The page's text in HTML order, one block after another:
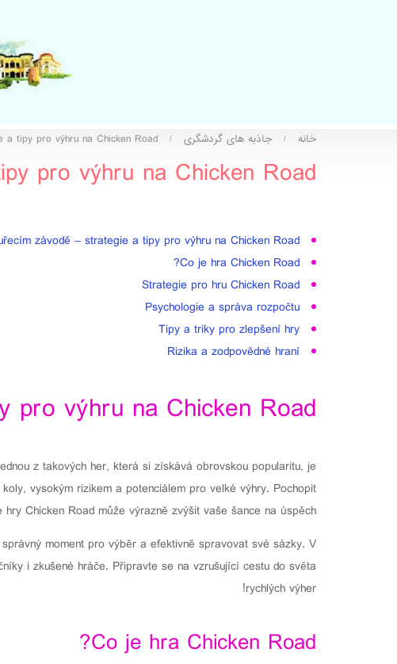
خانه / جاذبه های گردشگری /
tipy pro výhru na Chicken Road.
pro výhru na Chicken Road.
závodě – strategie a tipy pro výhru na Chicken Road.
Co je hra Chicken Road?
Strategie pro hru Chicken Road
Psychologie a správa rozpočtu
Tipy a triky pro zlepšení hry
Rizika a zodpovědné hraní
výhru na Chicken Road.
z takových her, která si získává obrovskou popularitu, je
vysokým rizikem a potenciálem pro velké výhry. Pochopit
Chicken Road může výrazně zvýšit vaše šance na úspěch.
moment pro výběr a efektivně spravovat své sázky. V
i zkušené hráče. Připravte se na vzrušující cestu do světa
rychlých výher!
Co je hra Chicken Road?